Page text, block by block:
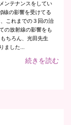
ンテナンスをしてい
線の影響を受けてる
これまでの３回の治
の放射線の影響をも
ちろん、光田先生
ました...
続きを読む